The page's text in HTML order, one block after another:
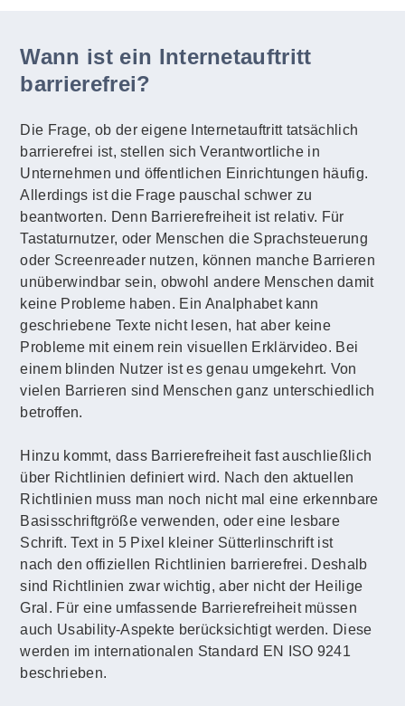
Wann ist ein Internetauftritt
barrierefrei?
Die Frage, ob der eigene Internetauftritt tatsächlich
barrierefrei ist, stellen sich Verantwortliche in
Unternehmen und öffentlichen Einrichtungen häufig.
Allerdings ist die Frage pauschal schwer zu
beantworten. Denn Barrierefreiheit ist relativ. Für
Tastaturnutzer, oder Menschen die Sprachsteuerung
oder Screenreader nutzen, können manche Barrieren
unüberwindbar sein, obwohl andere Menschen damit
keine Probleme haben. Ein Analphabet kann
geschriebene Texte nicht lesen, hat aber keine
Probleme mit einem rein visuellen Erklärvideo. Bei
einem blinden Nutzer ist es genau umgekehrt. Von
vielen Barrieren sind Menschen ganz unterschiedlich
betroffen.
Hinzu kommt, dass Barrierefreiheit fast auschließlich
über Richtlinien definiert wird. Nach den aktuellen
Richtlinien muss man noch nicht mal eine erkennbare
Basisschriftgröße verwenden, oder eine lesbare
Schrift. Text in 5 Pixel kleiner Sütterlinschrift ist
nach den offiziellen Richtlinien barrierefrei. Deshalb
sind Richtlinien zwar wichtig, aber nicht der Heilige
Gral. Für eine umfassende Barrierefreiheit müssen
auch Usability-Aspekte berücksichtigt werden. Diese
werden im internationalen Standard EN ISO 9241
beschrieben.